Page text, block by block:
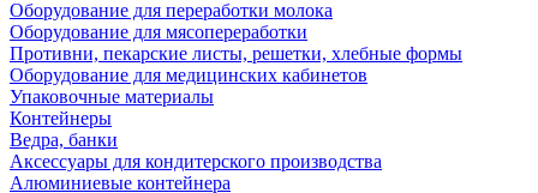
Оборудование для переработки молока
Оборудование для мясопереработки
Противни, пекарские листы, решетки, хлебные формы
Оборудование для медицинских кабинетов
Упаковочные материалы
Контейнеры
Ведра, банки
Аксессуары для кондитерского производства
Алюминиевые контейнера